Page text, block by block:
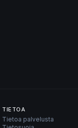
TIETOA
Tietoa palvelusta